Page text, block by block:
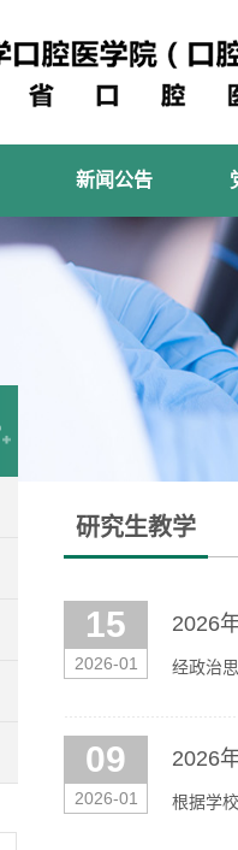
新闻公告
研究生教学
15
2026-01
2026
经政治
09
2026-01
2026
根据学